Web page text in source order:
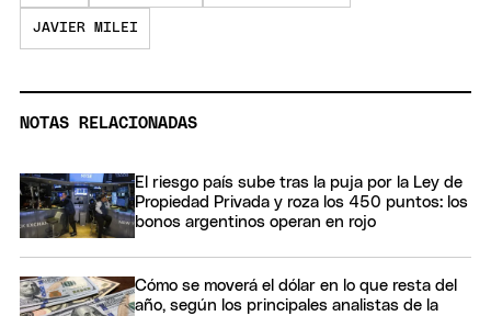
JAVIER MILEI
NOTAS RELACIONADAS
El riesgo país sube tras la puja por la Ley de
Propiedad Privada y roza los 450 puntos: los
bonos argentinos operan en rojo
Cómo se moverá el dólar en lo que resta del
año, según los principales analistas de la